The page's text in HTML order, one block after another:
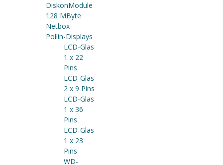
DiskonModule
128 MByte
Netbox
Pollin-Displays
LCD-Glas
1 x 22
Pins
LCD-Glas
2 x 9 Pins
LCD-Glas
1 x 36
Pins
LCD-Glas
1 x 23
Pins
WD-